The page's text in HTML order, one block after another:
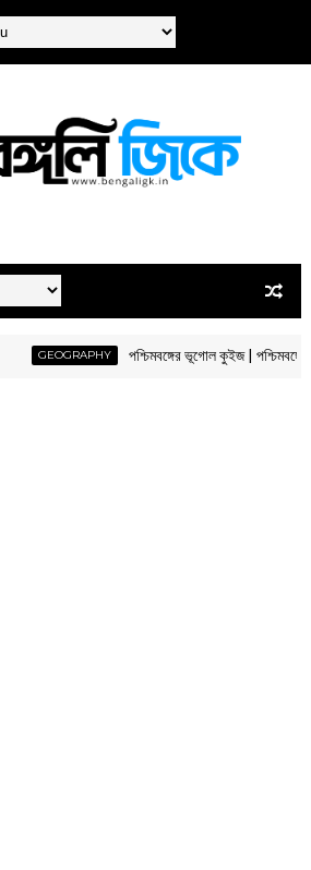
GEOGRAPHY পশ্চিমবঙ্গের ভূগোল কুইজ | পশ্চিমবঙ্গের